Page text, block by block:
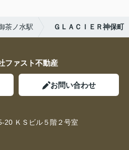
茶ノ水駅 ＧＬＡＣＩＥＲ神保町
ファスト不動産
お問い合わせ
20 ＫＳビル５階２号室